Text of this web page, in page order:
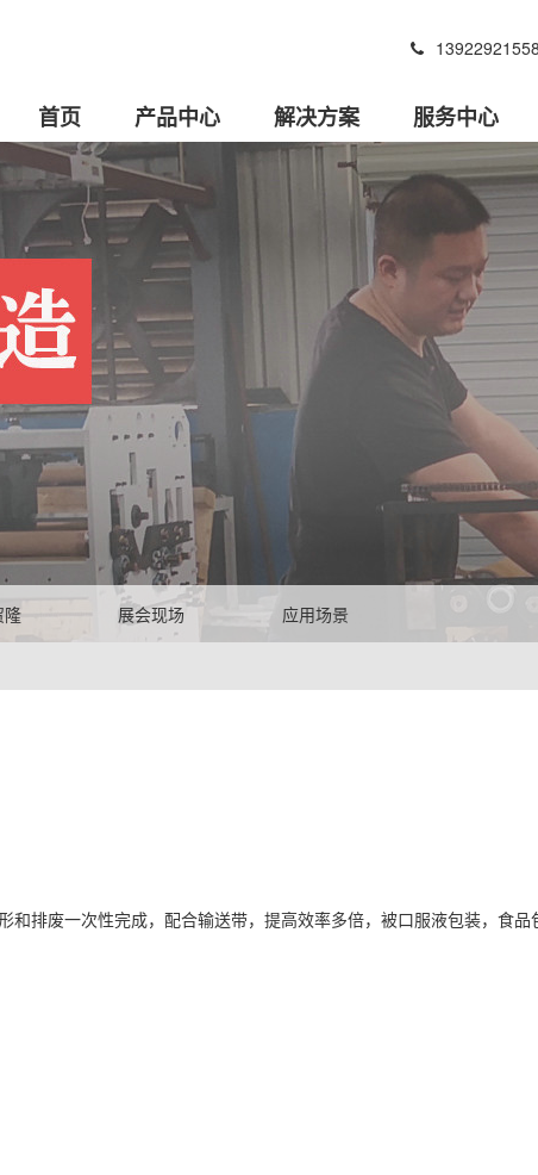
13922921558
首页 产品中心 解决方案 服务中心
隆 展会现场 应用场景
排废一次性完成，配合输送带，提高效率多倍，被口服液包装，食